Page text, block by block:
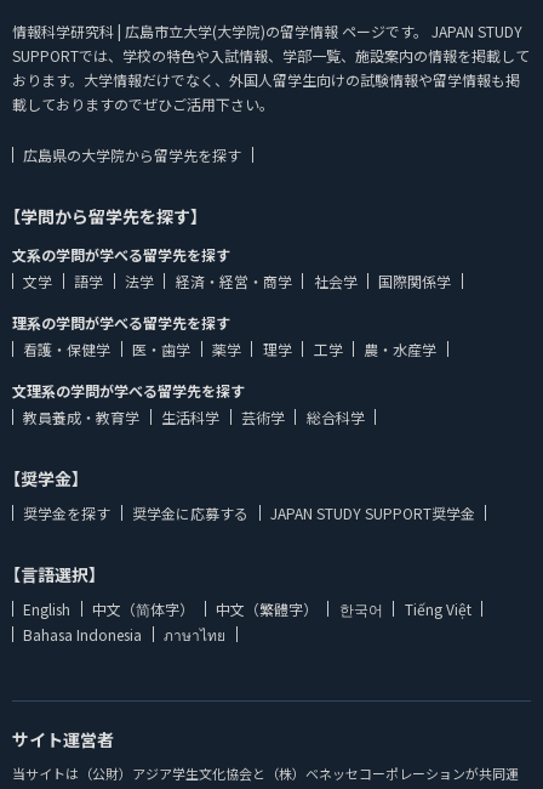
情報科学研究科 | 広島市立大学(大学院)の留学情報 ページです。 JAPAN STUDY
SUPPORTでは、学校の特色や入試情報、学部一覧、施設案内の情報を掲載して
おります。大学情報だけでなく、外国人留学生向けの試験情報や留学情報も掲
載しておりますのでぜひご活用下さい。
広島県の大学院から留学先を探す
【学問から留学先を探す】
文系の学問が学べる留学先を探す
文学
語学 法学 経済・経営・商学 社会学
国際関係学
理系の学問が学べる留学先を探す
看護・保健学
医・歯学 薬学 理学 工学
農・水産学
文理系の学問が学べる留学先を探す
教員養成・教育学
生活科学 芸術学 総合科学
【奨学金】
奨学金を探す 奨学金に応募する JAPAN STUDY SUPPORT奨学金
【言語選択】
English 中文（简体字） 中文（繁體字） 한국어
Tiếng Việt
Bahasa Indonesia
ภาษาไทย
サイト運営者
当サイトは（公財）アジア学生文化協会と（株）ベネッセコーポレーションが共同運